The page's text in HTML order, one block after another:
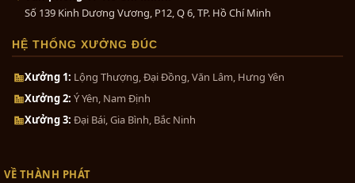
Số 139 Kinh Dương Vương, P12, Q 6, TP. Hồ Chí Minh
HỆ THỐNG XƯỞNG ĐÚC
Xưởng 1: Lộng Thượng, Đại Đồng, Văn Lâm, Hưng Yên
Xưởng 2: Ý Yên, Nam Định
Xưởng 3: Đại Bái, Gia Bình, Bắc Ninh
VỀ THÀNH PHÁT